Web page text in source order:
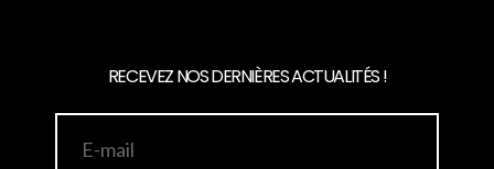
RECEVEZ NOS DERNIÈRES ACTUALITÉS !